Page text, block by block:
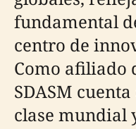
fundamental
centro de
Como afiliado
SDASM
clase mundial